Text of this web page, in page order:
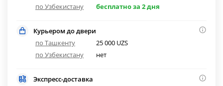
по Узбекистану
бесплатно за 2 дня
Курьером до двери
по Ташкенту
25 000 UZS
по Узбекистану
нет
Экспресс-доставка